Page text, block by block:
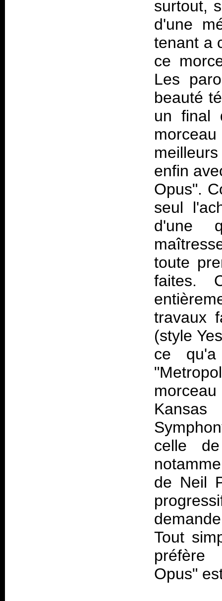
surtout,
d'une
tenant a
ce
Les
beauté
un final
enfin
Opus".
seul
d'une
toute
faites.
travaux
(style
ce
celle
de Neil
Tout
préfère
Opus"